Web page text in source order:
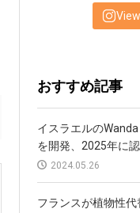
おすすめ記事
イスラエルの
を開発、2025年に
2024.05.26
フランスが植物性